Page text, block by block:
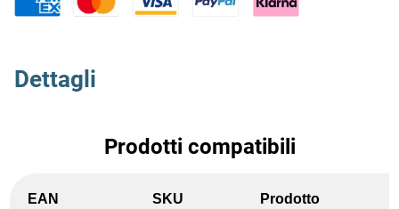
Dettagli
Prodotti compatibili
EAN SKU Prodotto